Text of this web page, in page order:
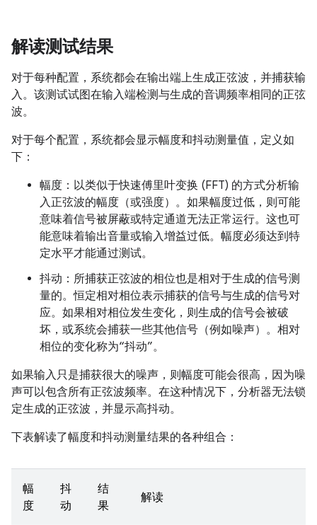
解读测试结果
对于每种配置，系统都会在输出端上生成正弦波，并捕获输
入。该测试试图在输入端检测与生成的音调频率相同的正弦
波。
对于每个配置，系统都会显示幅度和抖动测量值，定义如
下：
幅度：以类似于快速傅里叶变换 (FFT) 的方式分析输
入正弦波的幅度（或强度）。如果幅度过低，则可能
意味着信号被屏蔽或特定通道无法正常运行。这也可
能意味着输出音量或输入增益过低。幅度必须达到特
定水平才能通过测试。
抖动：所捕获正弦波的相位也是相对于生成的信号测
量的。恒定相对相位表示捕获的信号与生成的信号对
应。如果相对相位发生变化，则生成的信号会被破
坏，或系统会捕获一些其他信号（例如噪声）。相对
相位的变化称为“抖动”。
如果输入只是捕获很大的噪声，则幅度可能会很高，因为噪
声可以包含所有正弦波频率。在这种情况下，分析器无法锁
定生成的正弦波，并显示高抖动。
下表解读了幅度和抖动测量结果的各种组合：
幅
度
抖
动
结
果
解读